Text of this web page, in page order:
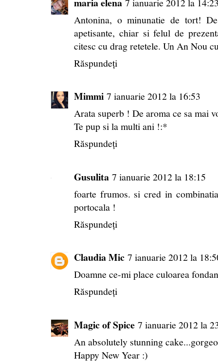
Antonina, o minunatie de tort!
apetisante, chiar si felul de
citesc cu drag retetele. Un An Nou
Răspundeți
Mimmi 7 ianuarie 2012 la 16:53
Arata superb ! De aroma ce sa mai
Te pup si la multi ani !:*
Răspundeți
Gusulita 7 ianuarie 2012 la 18:15
foarte frumos. si cred in
portocala !
Răspundeți
Claudia Mic 7 ianuarie 2012 la
Doamne ce-mi place culoarea
Răspundeți
Magic of Spice 7 ianuarie 2012 la
An absolutely stunning
Happy New Year :)